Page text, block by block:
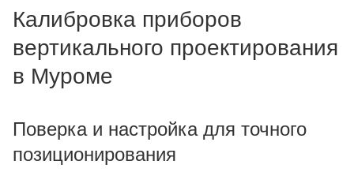
Калибровка приборов
вертикального проектирования
в Муроме
Поверка и настройка для точного
позиционирования